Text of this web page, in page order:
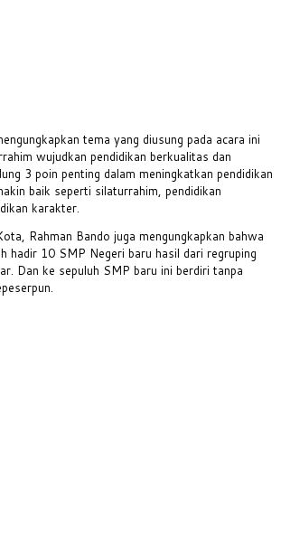
tema yang diusung pada acara ini
wujudkan pendidikan berkualitas dan
3 poin penting dalam meningkatkan pendidikan
baik seperti silaturrahim, pendidikan
karakter.
Rahman Bando juga mengungkapkan bahwa
hadir 10 SMP Negeri baru hasil dari regruping
Dan ke sepuluh SMP baru ini berdiri tanpa